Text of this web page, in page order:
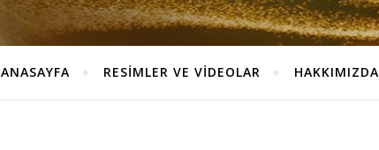
ANASAYFA RESİMLER VE VİDEOLAR HAKKIMIZDA